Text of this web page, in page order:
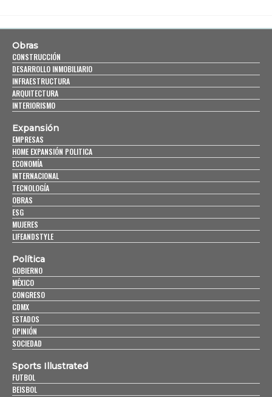
Obras
CONSTRUCCIÓN
DESARROLLO INMOBILIARIO
INFRAESTRUCTURA
ARQUITECTURA
INTERIORISMO
Expansión
EMPRESAS
HOME EXPANSIÓN POLITICA
ECONOMÍA
INTERNACIONAL
TECNOLOGÍA
OBRAS
ESG
MUJERES
LIFEANDSTYLE
Política
GOBIERNO
MÉXICO
CONGRESO
CDMX
ESTADOS
OPINIÓN
SOCIEDAD
Sports Illustrated
FUTBOL
BEISBOL